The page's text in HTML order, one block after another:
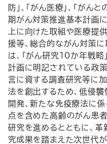
防」、「がん医療」、「が
期がん対策推進基本計画
上に向けた取組や医療提
援等、総合的ながん対策
は、「がん研究10か年戦
計画に明記されている政
言に資する調査研究等に
法を創出するため、低侵
開発、新たな免疫療法に係
点を含めた高齢のがん患
研究を進めるとともに、
究成果を踏まえた次世代